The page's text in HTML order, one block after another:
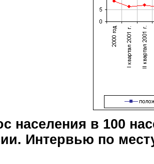
населения в 100
Интервью по